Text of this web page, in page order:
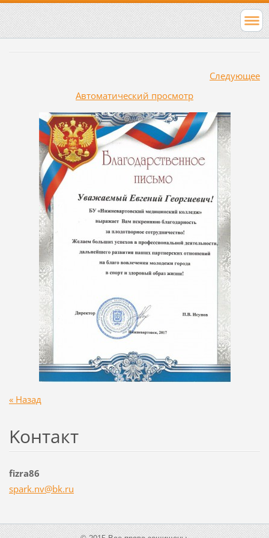
Следующее
Aвтоматический просмотр
« Назад
Koнтакт
fizra86
spark.nv@bk.ru